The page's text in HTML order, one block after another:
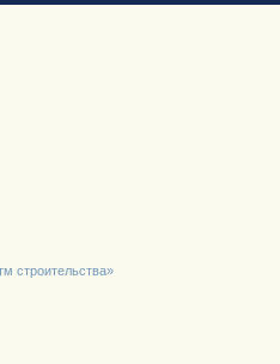
строительства»